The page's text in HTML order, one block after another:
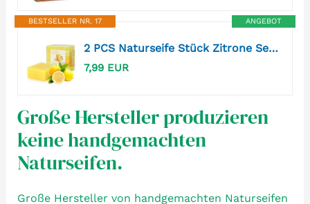
ANGEBOT
BESTSELLER NR. 17
2 PCS Naturseife Stück Zitrone Seife Natürlich Biologisch 100g Feste Seifen Handgemacht für Haut Haare Körper Gesicht, Lemon Bar Soap für Baden Duschen Waschen
7,99 EUR
Große Hersteller produzieren
keine handgemachten
Naturseifen.
Große Hersteller von handgemachten Naturseifen